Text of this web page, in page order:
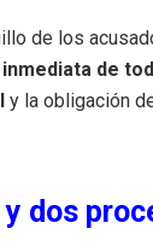
de los
de
y la obligación
dos